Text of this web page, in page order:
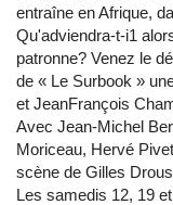
entraîne en Afrique,
Qu'adviendra-t-i1
patronne? Venez le
de « Le Surbook »
et JeanFrançois
Avec Jean-Michel
Moriceau, Hervé
scène de Gilles
Les samedis 12, 19